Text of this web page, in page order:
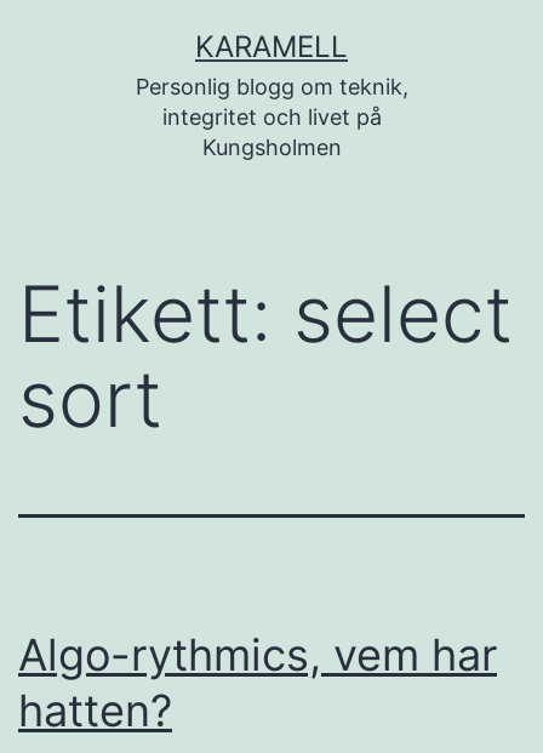
KARAMELL
Personlig blogg om teknik,
integritet och livet på
Kungsholmen
Etikett: select
sort
Algo-rythmics, vem har
hatten?